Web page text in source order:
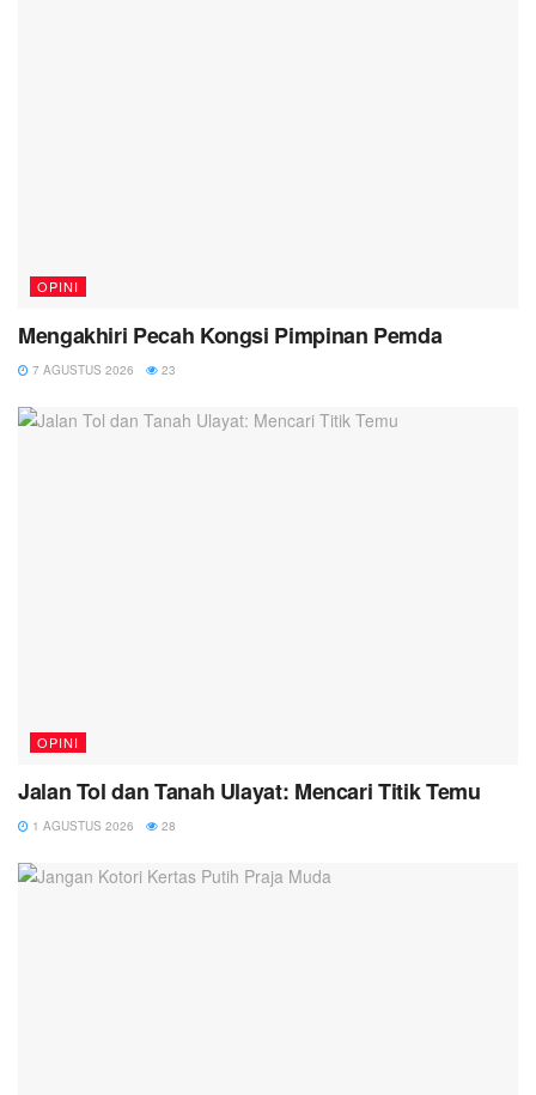
OPINI
Mengakhiri Pecah Kongsi Pimpinan Pemda
7 AGUSTUS 2026 23
OPINI
Jalan Tol dan Tanah Ulayat: Mencari Titik Temu
1 AGUSTUS 2026 28